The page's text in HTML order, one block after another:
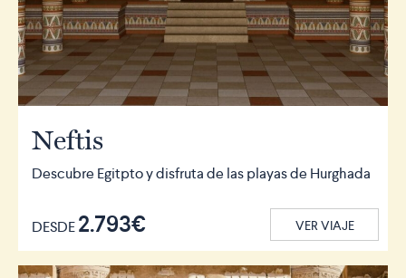
Neftis
Descubre Egitpto y disfruta de las playas de Hurghada
DESDE2.793€ VER VIAJE